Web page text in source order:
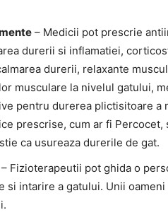
– Medicii pot prescrie
durerii si inflamatiei,
durerii, relaxante
musculare la nivelul gatului,
pentru durerea plictisitoare a
prescrise, cum ar fi
ca usureaza durerile de gat.
Fizioterapeutii pot ghida o
si intarire a gatului. Unii